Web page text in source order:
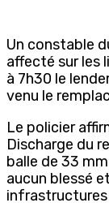
Un constable
affecté sur les
à 7h30 le
venu le
Le policier
Discharge du
balle de 33
aucun blessé
infrastructures